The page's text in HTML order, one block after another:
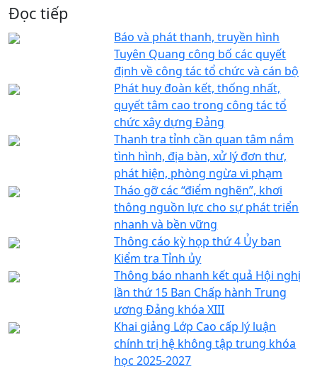
Đọc tiếp
Báo và phát thanh, truyền hình
Tuyên Quang công bố các quyết
định về công tác tổ chức và cán bộ
Phát huy đoàn kết, thống nhất,
quyết tâm cao trong công tác tổ
chức xây dựng Đảng
Thanh tra tỉnh cần quan tâm nắm
tình hình, địa bàn, xử lý đơn thư,
phát hiện, phòng ngừa vi phạm
Tháo gỡ các “điểm nghẽn”, khơi
thông nguồn lực cho sự phát triển
nhanh và bền vững
Thông cáo kỳ họp thứ 4 Ủy ban
Kiểm tra Tỉnh ủy
Thông báo nhanh kết quả Hội nghị
lần thứ 15 Ban Chấp hành Trung
ương Đảng khóa XIII
Khai giảng Lớp Cao cấp lý luận
chính trị hệ không tập trung khóa
học 2025-2027